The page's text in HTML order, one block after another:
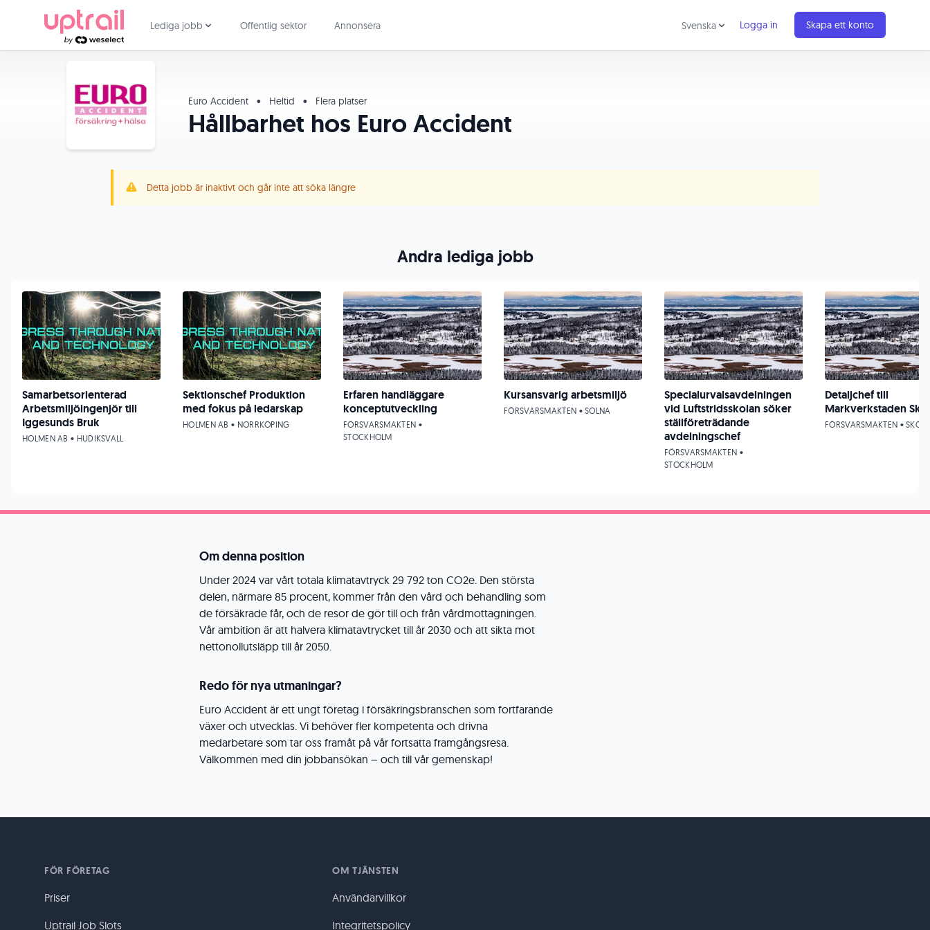
Lediga jobb Offentlig sektor Annonsera Svenska Logga in Skapa ett konto
Euro Accident • Heltid • Flera platser
Hållbarhet hos Euro Accident
Detta jobb är inaktivt och går inte att söka längre
Om denna position
Under 2024 var vårt totala klimatavtryck 29 792 ton CO2e. Den största
delen, närmare 85 procent, kommer från den vård och behandling som
de försäkrade får, och de resor de gör till och från vårdmottagningen.
Vår ambition är att halvera klimatavtrycket till år 2030 och att sikta mot
nettonollutsläpp till år 2050.
Redo för nya utmaningar?
Euro Accident är ett ungt företag i försäkringsbranschen som fortfarande
växer och utvecklas. Vi behöver fler kompetenta och drivna
medarbetare som tar oss framåt på vår fortsatta framgångsresa.
Välkommen med din jobbansökan – och till vår gemenskap!
Andra lediga jobb
Samarbetsorienterad
Arbetsmiljöingenjör till
Iggesunds Bruk
HOLMEN AB • HUDIKSVALL
Sektionschef Produktion
med fokus på ledarskap
HOLMEN AB • NORRKÖPING
Erfaren handläggare
konceptutveckling
FÖRSVARSMAKTEN •
STOCKHOLM
Kursansvarig arbetsmiljö
FÖRSVARSMAKTEN • SOLNA
Specialurvalsavdelningen
vid Luftstridsskolan söker
ställföreträdande
avdelningschef
FÖRSVARSMAKTEN •
STOCKHOLM
Detaljchef till
Markverkstaden
FÖRSVARSMAKTEN •
FÖR FÖRETAG
Priser
Uptrail Job Slots
OM TJÄNSTEN
Användarvillkor
Integritetspolicy